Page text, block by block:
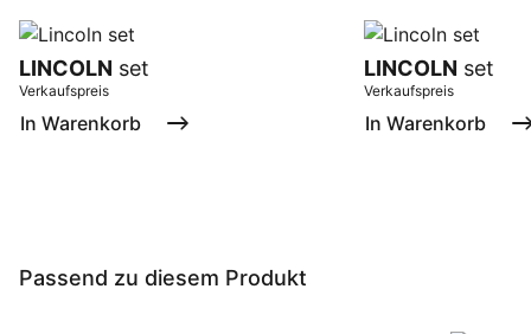
LINCOLN set
Verkaufspreis
In Warenkorb
LINCOLN set
Verkaufspreis
In Warenkorb
Passend zu diesem Produkt